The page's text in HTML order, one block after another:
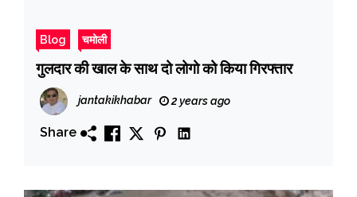
Blog चमोली
गुलदार की खाल के साथ दो लोगो को किया गिरफ्तार
jantakikhabar 2 years ago
Share